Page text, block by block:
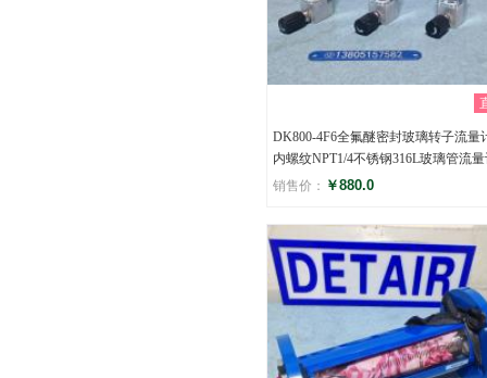
DK800-4F6全氟醚密封玻璃转子流量
内螺纹NPT1/4不锈钢316L玻璃管流
销售价： ￥880.0
评分
()